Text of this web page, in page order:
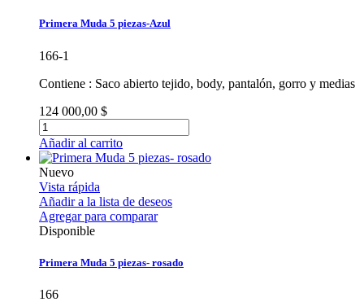
Primera Muda 5 piezas-Azul
166-1
Contiene : Saco abierto tejido, body, pantalón, gorro y medias
124 000,00 $
Añadir al carrito
Nuevo
Vista rápida
Añadir a la lista de deseos
Agregar para comparar
Disponible
Primera Muda 5 piezas- rosado
166